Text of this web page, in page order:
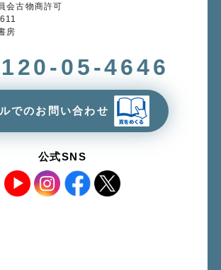
会古物商許可
房
05-4646
でのお問い合わせ
公式SNS